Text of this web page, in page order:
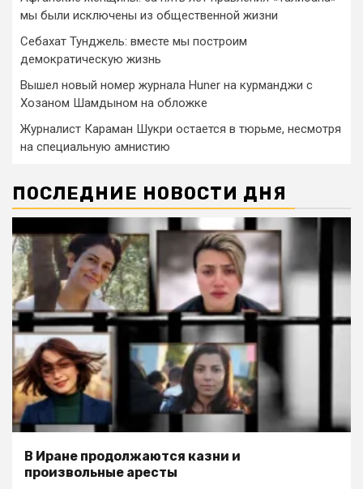
мы были исключены из общественной жизни
Себахат Тунджель: вместе мы построим
демократическую жизнь
Вышел новый номер журнала Huner на курманджи с
Хозаном Шамдыном на обложке
Журналист Караман Шукри остается в тюрьме, несмотря
на специальную амнистию
ПОСЛЕДНИЕ НОВОСТИ ДНЯ
В Иране продолжаются казни и
произвольные аресты